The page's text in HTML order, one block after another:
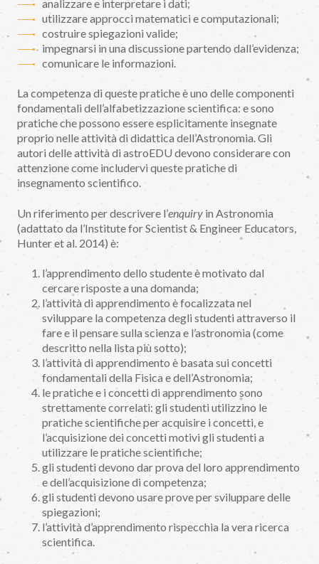
analizzare e interpretare i dati;
utilizzare approcci matematici e computazionali;
costruire spiegazioni valide;
impegnarsi in una discussione partendo dall’evidenza;
comunicare le informazioni.
La competenza di queste pratiche è uno delle componenti
fondamentali dell’alfabetizzazione scientifica: e sono
pratiche che possono essere esplicitamente insegnate
proprio nelle attività di didattica dell’Astronomia. Gli
autori delle attività di astroEDU devono considerare con
attenzione come includervi queste pratiche di
insegnamento scientifico.
Un riferimento per descrivere l’enquiry in Astronomia
(adattato da l’Institute for Scientist & Engineer Educators,
Hunter et al. 2014) è:
l’apprendimento dello studente è motivato dal
cercare risposte a una domanda;
l’attività di apprendimento è focalizzata nel
sviluppare la competenza degli studenti attraverso il
fare e il pensare sulla scienza e l’astronomia (come
descritto nella lista più sotto);
l’attività di apprendimento è basata sui concetti
fondamentali della Fisica e dell’Astronomia;
le pratiche e i concetti di apprendimento sono
strettamente correlati: gli studenti utilizzino le
pratiche scientifiche per acquisire i concetti, e
l’acquisizione dei concetti motivi gli studenti a
utilizzare le pratiche scientifiche;
gli studenti devono dar prova del loro apprendimento
e dell’acquisizione di competenza;
gli studenti devono usare prove per sviluppare delle
spiegazioni;
l’attività d’apprendimento rispecchia la vera ricerca
scientifica.